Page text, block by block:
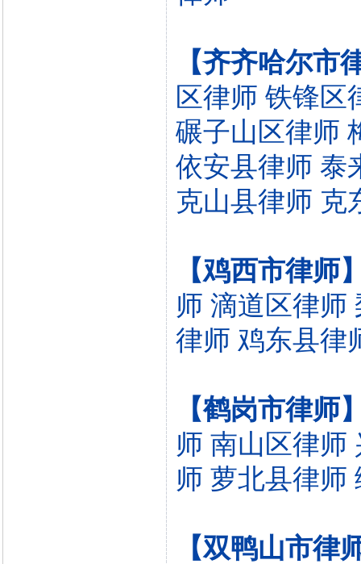
【齐齐哈尔市
区律师 铁锋区
碾子山区律师
依安县律师 泰
克山县律师 克
【鸡西市律师
师 滴道区律师
律师 鸡东县律
【鹤岗市律师
师 南山区律师
师 萝北县律师
【双鸭山市律